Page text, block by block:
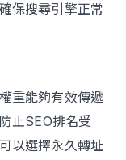
保搜尋引擎正常
重能夠有效傳遞
止SEO排名受
以選擇永久轉址